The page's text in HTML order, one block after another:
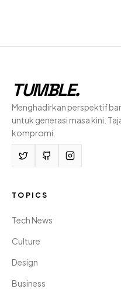
TUMBLE.
Menghadirkan perspektif
untuk generasi masa kini.
kompromi.
TOPICS
Tech News
Culture
Design
Business